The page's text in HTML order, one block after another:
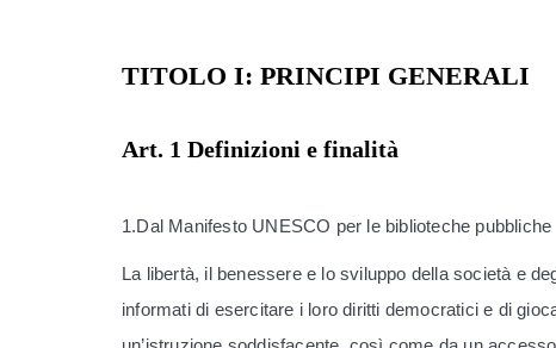
TITOLO I: PRINCIPI GENERALI
Art. 1 Definizioni e finalità
1.Dal Manifesto UNESCO per le biblioteche pubbliche
La libertà, il benessere e lo sviluppo della società e
informati di esercitare i loro diritti democratici e di